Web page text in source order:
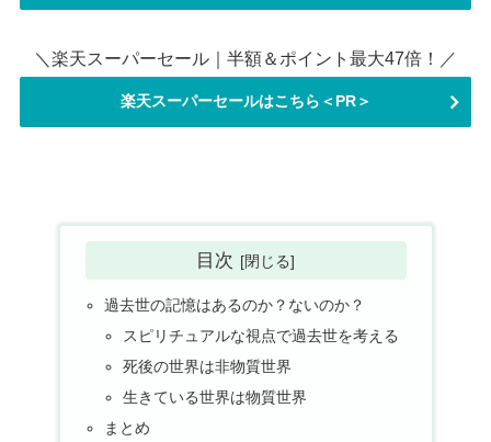
＼楽天スーパーセール｜半額＆ポイント最大47倍！／
楽天スーパーセールはこちら＜PR＞
目次
過去世の記憶はあるのか？ないのか？
スピリチュアルな視点で過去世を考える
死後の世界は非物質世界
生きている世界は物質世界
まとめ